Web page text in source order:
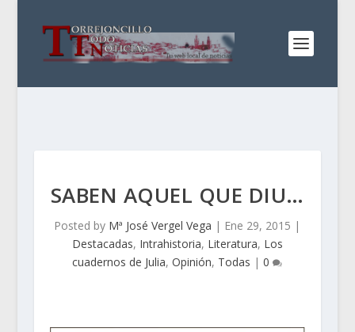
SABEN AQUEL QUE DIU…
Posted by Mª José Vergel Vega | Ene 29, 2015 |
Destacadas, Intrahistoria, Literatura, Los
cuadernos de Julia,Opinión, Todas |0